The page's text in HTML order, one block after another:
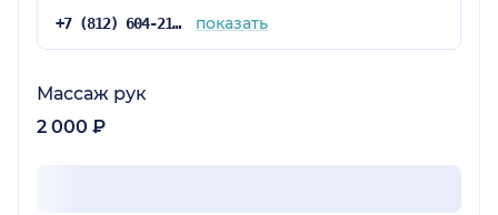
+7 (812) 604-21-66 показать
Массаж рук
2 000 ₽